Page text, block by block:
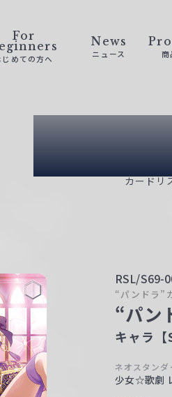
For
じめての方へ
News
ニュース 商
カードリ
RSL/S69-
“パンドラ”
“パン
キャラ【
ネオスタン
少女☆歌劇